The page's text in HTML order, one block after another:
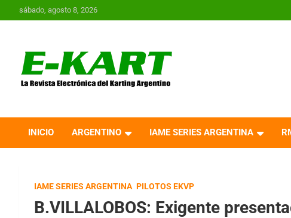
al
sábado, agosto 8, 2026
Revista Electrónica del
INICIO ARGENTINO IAME SERIES ARGENTINA
IAME SERIES ARGENTINA PILOTOS EKVP
B.VILLALOBOS: Exigente